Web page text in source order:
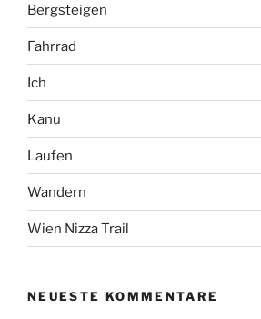
Bergsteigen
Fahrrad
Ich
Kanu
Laufen
Wandern
Wien Nizza Trail
NEUESTE KOMMENTARE